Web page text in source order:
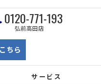
0120-771-193
弘前高田店
ちら
サービス